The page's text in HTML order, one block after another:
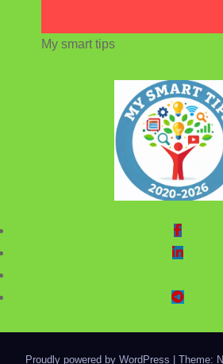
My smart tips
Proudly powered by WordPress Theme: